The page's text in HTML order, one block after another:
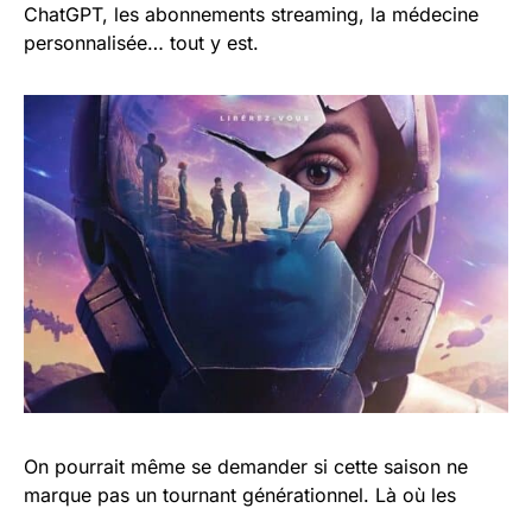
ChatGPT, les abonnements streaming, la médecine
personnalisée… tout y est.
On pourrait même se demander si cette saison ne
marque pas un tournant générationnel. Là où les